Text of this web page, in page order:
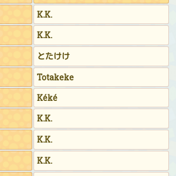
K.K.
K.K.
とたけけ
Totakeke
Kéké
K.K.
K.K.
K.K.